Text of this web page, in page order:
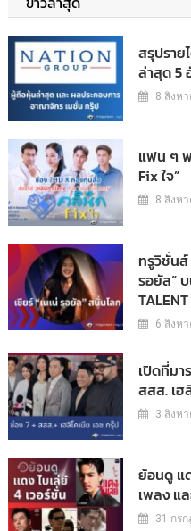
สรุปรา
ล่าสุด 5
8 สิงห
แฟน ๆ
Fix ใจ”
8 สิงห
ทรูวิชั่นส์
รอยัล” บ
6 สิงห
เปิดที่มา
สสส. เฮ
3 สิงห
ย้อนดู แ
เพลง แ
31 กร